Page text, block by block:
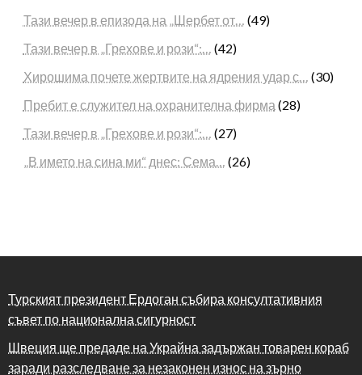
Тази вечер в епизода на „Шербет от…
(49)
Тази вечер в „Грехове и рози“:…
(42)
Хирошима почете жертвите на ядрения удар с…
(30)
Пребит е служител на охранителна фирма (28)
Тази вечер в „Грехове и рози“:…
(27)
„В името на сина ми“ днес: Сема…
(26)
Турският президент Ердоган събира консултативния
съвет по национална сигурност
Швеция ще предаде на Украйна задържан товарен кораб
заради разследване за незаконен износ на зърно